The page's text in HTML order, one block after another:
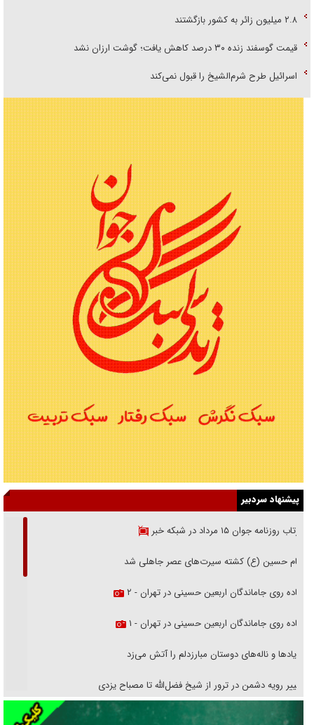
۲.۸ میلیون زائر به کشور بازگشتند
قیمت گوسفند زنده ۳۰ درصد کاهش یافت؛ گوشت ارزان نشد
اسرائیل طرح شرم‌الشیخ را قبول نمی‌کند
پیشنهاد سردبیر
بازتاب روزنامه جوان ۱۵ مرداد در شبکه خبر
امام حسین (ع) کشته سیرت‌های عصر جاهلی شد
پیاده روی جاماندگان اربعین حسینی در تهران - ۲
پیاده روی جاماندگان اربعین حسینی در تهران - ۱
فریاد‌ها و ناله‌های دوستان مبارزدلم را آتش می‌زد
تغییر رویه دشمن در ترور از شیخ فضل‌الله تا مصباح یزدی
خرید قسطی اولش خنده و آخرش گریه است!